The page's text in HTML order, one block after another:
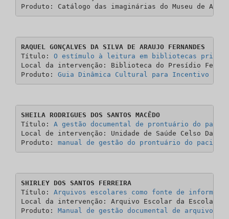
Produto: Catálogo das imaginárias do Museu de
RAQUEL GONÇALVES DA SILVA DE ARAUJO FERNANDES
Título: O estímulo à leitura em bibliotecas
Local da intervenção: Biblioteca do Presídio
Produto: Guia Dinâmica Cultural para Incentivo à
SHEILA RODRIGUES DOS SANTOS MACÊDO
Título: A gestão documental de prontuário do
Local de intervenção: Unidade de Saúde Celso
Produto: manual de gestão do prontuário do
SHIRLEY DOS SANTOS FERREIRA
Título: Arquivos escolares como fonte de
Local da intervenção: Arquivo Escolar da Escola
Produto: Manual de gestão documental de arquivo